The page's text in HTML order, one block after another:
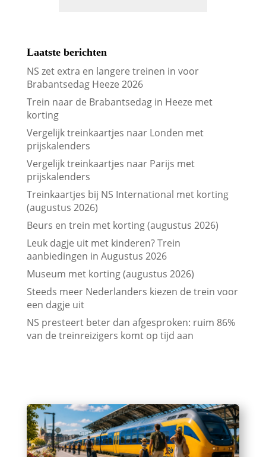
Laatste berichten
NS zet extra en langere treinen in voor
Brabantsedag Heeze 2026
Trein naar de Brabantsedag in Heeze met
korting
Vergelijk treinkaartjes naar Londen met
prijskalenders
Vergelijk treinkaartjes naar Parijs met
prijskalenders
Treinkaartjes bij NS International met korting
(augustus 2026)
Beurs en trein met korting (augustus 2026)
Leuk dagje uit met kinderen? Trein
aanbiedingen in Augustus 2026
Museum met korting (augustus 2026)
Steeds meer Nederlanders kiezen de trein voor
een dagje uit
NS presteert beter dan afgesproken: ruim 86%
van de treinreizigers komt op tijd aan